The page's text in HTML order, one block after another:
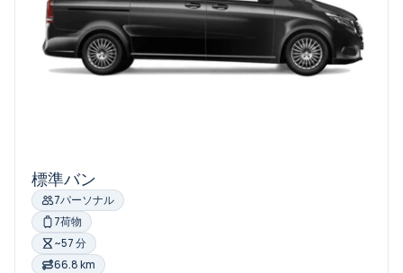
標準バン
7パーソナル
7荷物
~57 分
66.8 km